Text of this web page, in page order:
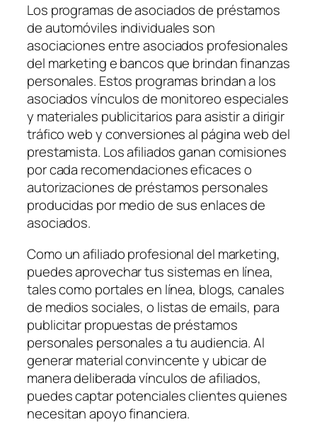
Los programas de asociados de préstamos
de automóviles individuales son
asociaciones entre asociados profesionales
del marketing e bancos que brindan finanzas
personales. Estos programas brindan a los
asociados vínculos de monitoreo especiales
y materiales publicitarios para asistir a dirigir
tráfico web y conversiones al página web del
prestamista. Los afiliados ganan comisiones
por cada recomendaciones eficaces o
autorizaciones de préstamos personales
producidas por medio de sus enlaces de
asociados.
Como un afiliado profesional del marketing,
puedes aprovechar tus sistemas en línea,
tales como portales en línea, blogs, canales
de medios sociales, o listas de emails, para
publicitar propuestas de préstamos
personales personales a tu audiencia. Al
generar material convincente y ubicar de
manera deliberada vínculos de afiliados,
puedes captar potenciales clientes quienes
necesitan apoyo financiera.